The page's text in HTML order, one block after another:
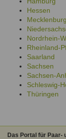
Hessen
Nordrhein-
Rheinland-
Saarland
Sachsen
Sachsen-
Schleswig-
Thüringen
Das Portal für Paar-